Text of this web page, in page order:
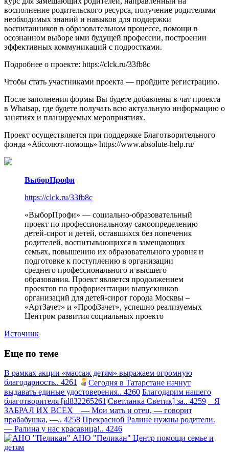
восполнение родительского ресурса, получение родителями
необходимых знаний и навыков для поддержки
воспитанников в образовательном процессе, помощи в
осознанном выборе ими будущей профессии, построении
эффективных коммуникаций с подростками.
Подробнее о проекте: https://clck.ru/33fb8c
Чтобы стать участниками проекта — пройдите регистрацию.
После заполнения формы Вы будете добавлены в чат проекта
в Whatsap, где будете получать всю актуальную информацию о
занятиях и планируемых мероприятиях.
Проект осуществляется при поддержке Благотворительного
фонда «Абсолют-помощь» https://www.absolute-help.ru/
ВыборПрофи
https://clck.ru/33fb8c
«ВыборПрофи» — социально-образовательный
проект по профессиональному самоопределению
детей-сирот и детей, оставшихся без попечения
родителей, воспитывающихся в замещающих
семьях, повышению их образовательного уровня и
подготовке к поступлению в организации
среднего профессионального и высшего
образования. Проект является продолжением
проектов по профориентации выпускников
организаций для детей-сирот города Москвы –
«АртЗачет» и «ПрофЗачет», успешно реализуемых
Центром развития социальных проекто
Источник
Еще по теме
В рамках акции «массаж детям» выражаем огромную
благодарность.. 4261
Сегодня в Татарстане начнут
выдавать единые удостоверения.. 4260 Благодарим нашего
благотворителя [id832265261|Светланка Светик] за.. 4259
Я
ЗАБРАЛ ИХ ВСЕХ — Мои мать и отец, — говорит
прабабушка, —.. 4258 Прекрасной Ралине нужны родители.
— Ралина у нас красавица!.. 4246
АНО "Пеликан" Центр помощи семье и
детям